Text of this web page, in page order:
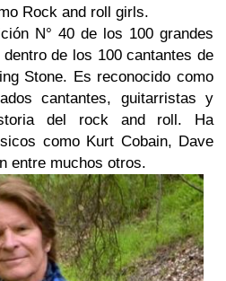
Rock and roll girls.
N° 40 de los 100 grandes
de los 100 cantantes de
Stone. Es reconocido como
cantantes, guitarristas y
del rock and roll. Ha
como Kurt Cobain, Dave
entre muchos otros.